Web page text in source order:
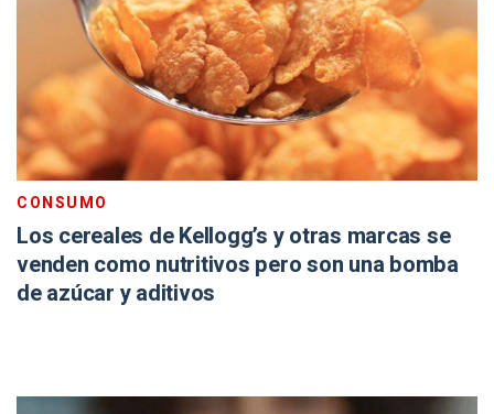
CONSUMO
Los cereales de Kellogg’s y otras marcas se
venden como nutritivos pero son una bomba
de azúcar y aditivos